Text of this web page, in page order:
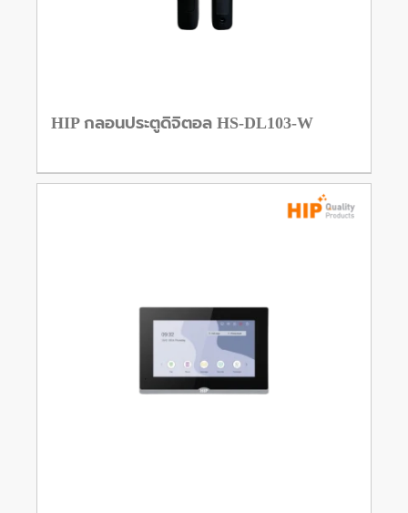
HIP กลอนประตูดิจิตอล HS-DL103-W